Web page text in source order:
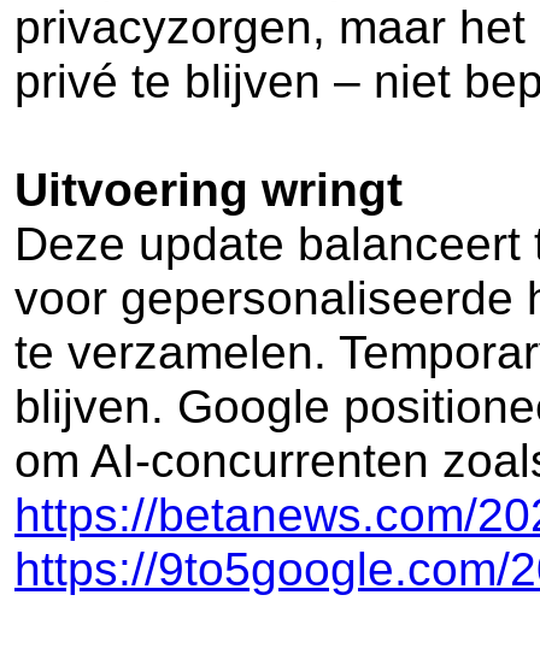
privacyzorgen, maar
privé te blijven – niet
Uitvoering wringt
Deze update
voor gepersonaliseerde
te verzamelen.
blijven. Google
om AI-concurrenten
https://betanews.com/
https://9to5google.com/